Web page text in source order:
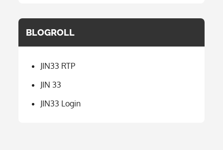
BLOGROLL
JIN33 RTP
JIN 33
JIN33 Login